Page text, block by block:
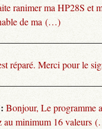
ranimer ma HP28S et
de ma (…)
réparé. Merci pour le
Bonjour, Le programme
au minimum 16 valeurs